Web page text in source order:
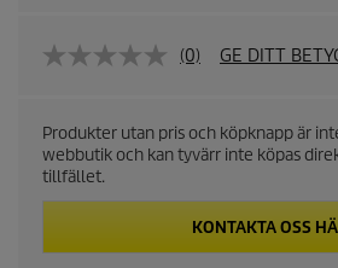
u
c
t
p
(0) GE DITT
Produkter utan pris och köpknapp är
webbutik och kan tyvärr inte köpas
tillfället.
KONTAKTA OSS